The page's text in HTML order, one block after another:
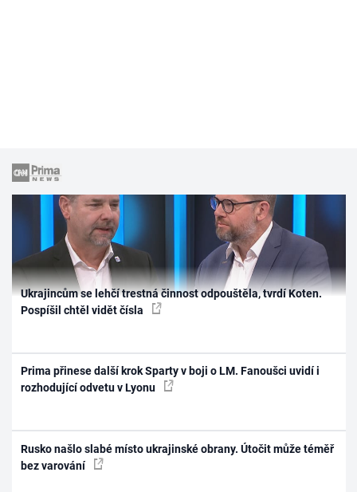
Ukrajincům se lehčí trestná činnost odpouštěla, tvrdí Koten.
Pospíšil chtěl vidět čísla
Prima přinese další krok Sparty v boji o LM. Fanoušci uvidí i
rozhodující odvetu v Lyonu
Rusko našlo slabé místo ukrajinské obrany. Útočit může téměř
bez varování